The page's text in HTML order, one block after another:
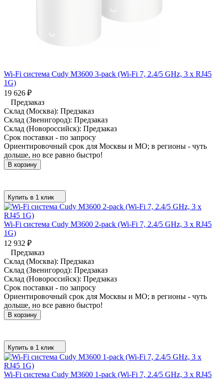
Wi-Fi система Cudy M3600 3-pack (Wi-Fi 7, 2.4/5 GHz, 3 x RJ45
1G)
19 626 ₽
Предзаказ
Склад (Москва): Предзаказ
Склад (Звенигород): Предзаказ
Склад (Новороссийск): Предзаказ
Срок поставки - по запросу
Ориентировочный срок для Москвы и МО; в регионы - чуть
дольше, но все равно быстро!
В корзину
Купить в 1 клик
Wi-Fi система Cudy M3600 2-pack (Wi-Fi 7, 2.4/5 GHz, 3 x RJ45
1G)
12 932 ₽
Предзаказ
Склад (Москва): Предзаказ
Склад (Звенигород): Предзаказ
Склад (Новороссийск): Предзаказ
Срок поставки - по запросу
Ориентировочный срок для Москвы и МО; в регионы - чуть
дольше, но все равно быстро!
В корзину
Купить в 1 клик
Wi-Fi система Cudy M3600 1-pack (Wi-Fi 7, 2.4/5 GHz, 3 x RJ45